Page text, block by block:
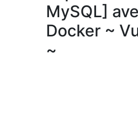
MySQL]
Docker ~
~